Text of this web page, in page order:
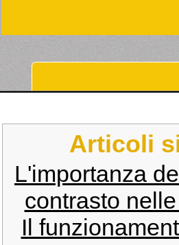
Articoli
L'importanza
contrasto
Il